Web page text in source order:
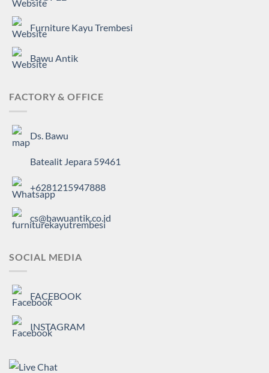
Furniture Kayu Trembesi
Bawu Antik
FACTORY & OFFICE
Ds. Bawu
Batealit Jepara 59461
+6281215947888
cs@bawuantik.co.id
SOCIAL MEDIA
FACEBOOK
INSTAGRAM